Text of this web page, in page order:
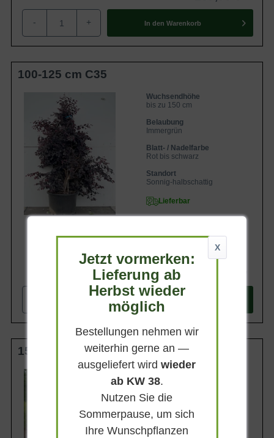
- + In den Warenkorb
100-125 cm C35
Wuchsendhöhe
bis zu 150 cm
Belaubung
Immergrün
Blatt- / Nadelfarbe
Rot bis schwarz
Standort
Sonnig-halbschattig
Lieferbar
+ In den
150-175 cm C35
bis zu 150 cm
Belaubung
Blatt- / Nadelfarbe
Rot bis schwarz
X
Jetzt vormerken:
Lieferung ab
Herbst wieder
möglich
Bestellungen nehmen wir
weiterhin gerne an —
ausgeliefert wirdwieder
ab KW 38.
Nutzen Sie die
Sommerpause, um sich
Ihre Wunschpflanzen